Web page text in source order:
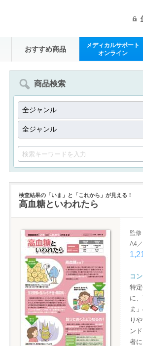
おすすめ商品
メディカルサポート
オンライン
商品検索
検査結果の「いま」と「これから」が見える！
高血糖といわれたら
監
A4
コ
特
に
ま
り
ン
者